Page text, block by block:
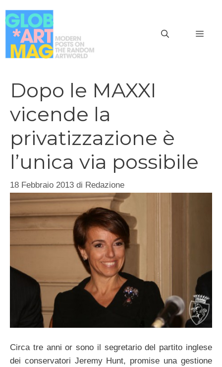
al
contenuto
Dopo le MAXXI
vicende la
privatizzazione è
l’unica via possibile
18 Febbraio 2013 di Redazione
Circa tre anni or sono il segretario del partito inglese
dei conservatori Jeremy Hunt, promise una gestione